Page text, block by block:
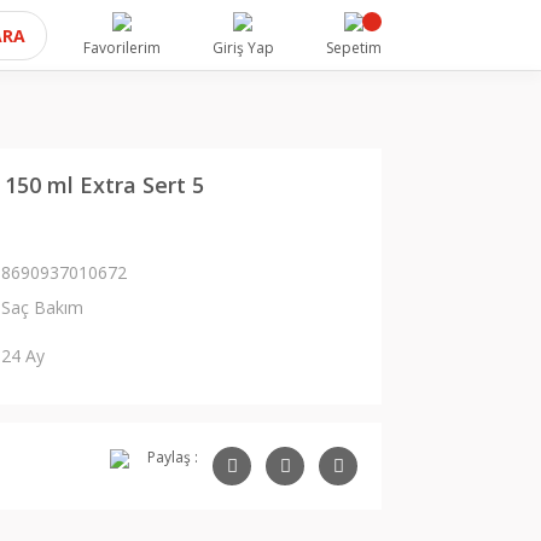
Favorilerim Giriş Yap Sepetim
ml Extra Sert 5
8690937010672
Saç Bakım
24 Ay
Paylaş :